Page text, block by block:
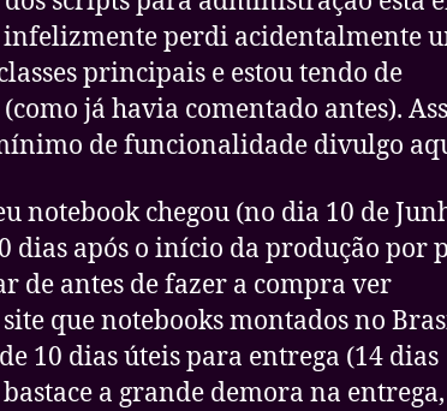
perdi acidentalmente
principais e estou tendo de
já havia comentado antes).
de funcionalidade divulgo
notebook chegou (no dia 10 de
dias após o início da produção por
de antes de fazer a compra ver
que notebooks montados no
10 dias úteis para entrega (14 dias
a grande demora na